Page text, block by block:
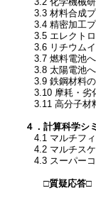
3.2 化学機械研
3.3 材料合成プ
3.4 精密加工プ
3.5 エレクトロ
3.6 リチウムイ
3.7 燃料電池へ
3.8 太陽電池へ
3.9 鉄鋼材料の
3.10 摩耗・劣
3.11 高分子材
４．計算科学シ
4.1 マルチフ
4.2 マルチス
4.3 スーパーコ
□質疑応答□